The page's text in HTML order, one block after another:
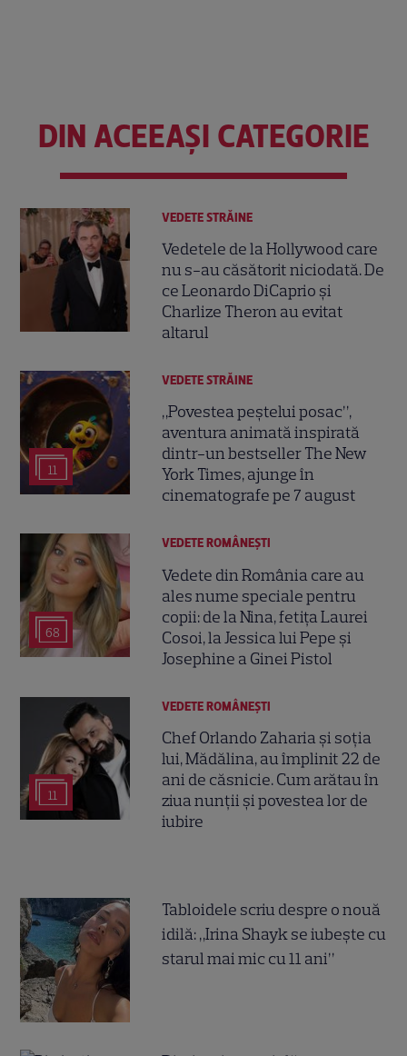
DIN ACEEAȘI CATEGORIE
VEDETE STRĂINE
Vedetele de la Hollywood care
nu s-au căsătorit niciodată. De
ce Leonardo DiCaprio și
Charlize Theron au evitat
altarul
11
VEDETE STRĂINE
„Povestea peștelui posac”,
aventura animată inspirată
dintr-un bestseller The New
York Times, ajunge în
cinematografe pe 7 august
68
VEDETE ROMÂNEŞTI
Vedete din România care au
ales nume speciale pentru
copii: de la Nina, fetița Laurei
Cosoi, la Jessica lui Pepe și
Josephine a Ginei Pistol
11
VEDETE ROMÂNEŞTI
Chef Orlando Zaharia și soția
lui, Mădălina, au împlinit 22 de
ani de căsnicie. Cum arătau în
ziua nunții și povestea lor de
iubire
Tabloidele scriu despre o nouă
idilă: „Irina Shayk se iubește cu
starul mai mic cu 11 ani”